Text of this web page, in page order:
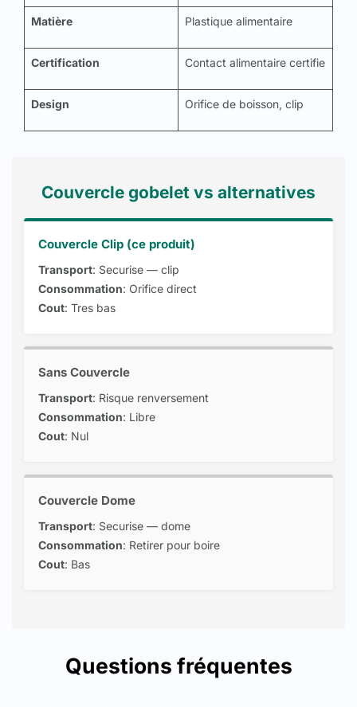
Matière Plastique alimentaire
Certification Contact alimentaire certifie
Design Orifice de boisson, clip
Couvercle gobelet vs alternatives
Couvercle Clip (ce produit)
Transport: Securise — clip
Consommation: Orifice direct
Cout: Tres bas
Sans Couvercle
Transport: Risque renversement
Consommation: Libre
Cout: Nul
Couvercle Dome
Transport: Securise — dome
Consommation: Retirer pour boire
Cout: Bas
Questions fréquentes